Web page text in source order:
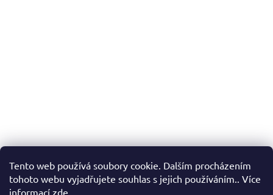
Tento web používá soubory cookie. Dalším procházením
tohoto webu vyjadřujete souhlas s jejich používáním.. Více
informací zde